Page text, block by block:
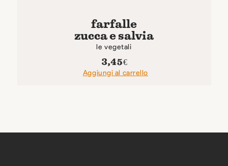
farfalle
zucca e salvia
le vegetali
3,45€
Aggiungi al carrello